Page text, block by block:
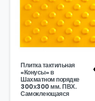
Плитка тактильная
«Конусы» в
Шахматном порядке
300х300 мм. ПВХ.
Самоклеющаяся